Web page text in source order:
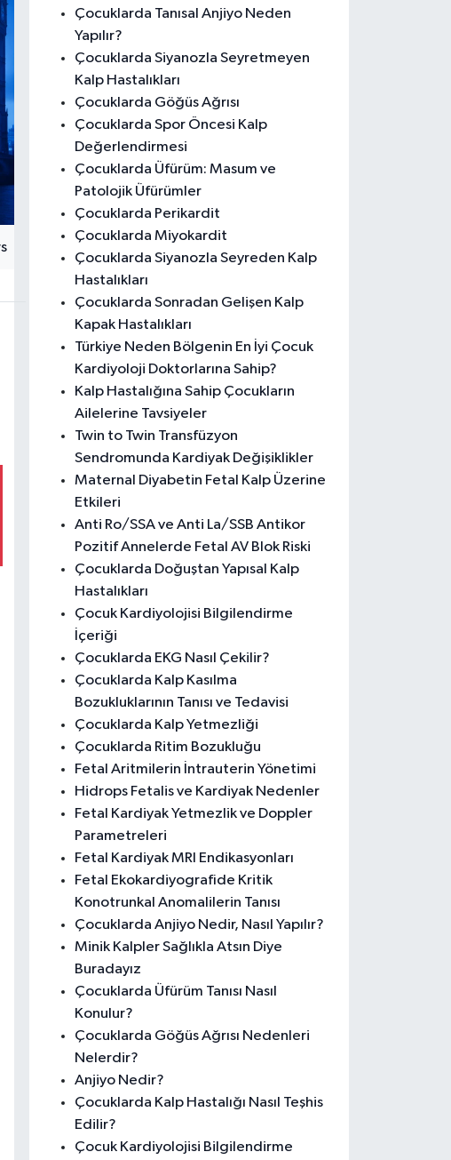
Çocuklarda Tanısal Anjiyo Neden
Yapılır?
Çocuklarda Siyanozla Seyretmeyen
Kalp Hastalıkları
Çocuklarda Göğüs Ağrısı
Çocuklarda Spor Öncesi Kalp
Değerlendirmesi
Çocuklarda Üfürüm: Masum ve
Patolojik Üfürümler
Çocuklarda Perikardit
Çocuklarda Miyokardit
Çocuklarda Siyanozla Seyreden Kalp
Hastalıkları
Çocuklarda Sonradan Gelişen Kalp
Kapak Hastalıkları
Türkiye Neden Bölgenin En İyi Çocuk
Kardiyoloji Doktorlarına Sahip?
Kalp Hastalığına Sahip Çocukların
Ailelerine Tavsiyeler
Twin to Twin Transfüzyon
Sendromunda Kardiyak Değişiklikler
Maternal Diyabetin Fetal Kalp Üzerine
Etkileri
Anti Ro/SSA ve Anti La/SSB Antikor
Pozitif Annelerde Fetal AV Blok Riski
Çocuklarda Doğuştan Yapısal Kalp
Hastalıkları
Çocuk Kardiyolojisi Bilgilendirme
İçeriği
Çocuklarda EKG Nasıl Çekilir?
Çocuklarda Kalp Kasılma
Bozukluklarının Tanısı ve Tedavisi
Çocuklarda Kalp Yetmezliği
Çocuklarda Ritim Bozukluğu
Fetal Aritmilerin İntrauterin Yönetimi
Hidrops Fetalis ve Kardiyak Nedenler
Fetal Kardiyak Yetmezlik ve Doppler
Parametreleri
Fetal Kardiyak MRI Endikasyonları
Fetal Ekokardiyografide Kritik
Konotrunkal Anomalilerin Tanısı
Çocuklarda Anjiyo Nedir, Nasıl Yapılır?
Minik Kalpler Sağlıkla Atsın Diye
Buradayız
Çocuklarda Üfürüm Tanısı Nasıl
Konulur?
Çocuklarda Göğüs Ağrısı Nedenleri
Nelerdir?
Anjiyo Nedir?
Çocuklarda Kalp Hastalığı Nasıl Teşhis
Edilir?
Çocuk Kardiyolojisi Bilgilendirme